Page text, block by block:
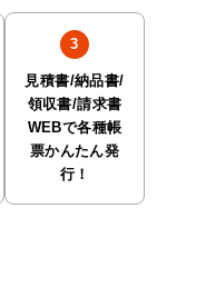
見積書/納品書/
領収書/請求書
WEBで各種帳
票かんたん発
行！